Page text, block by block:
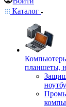
Каталог
планшеты,